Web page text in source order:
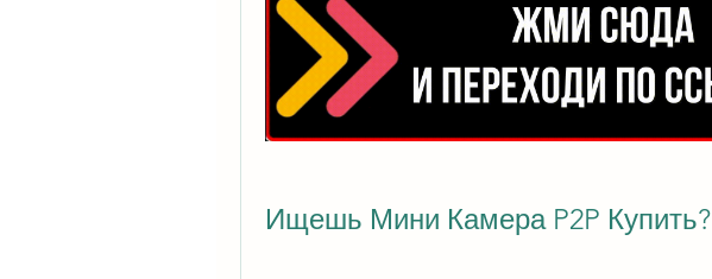
Ищешь Мини Камера P2P Купить?